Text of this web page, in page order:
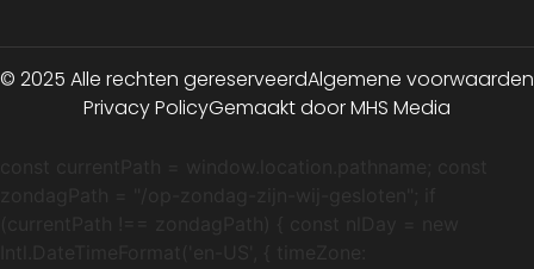
© 2025 Alle rechten gereserveerdAlgemene voorwaarden
Privacy PolicyGemaakt door MHS Media